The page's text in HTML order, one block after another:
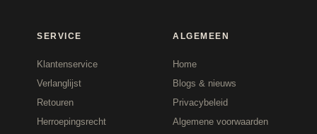
SERVICE
Klantenservice
Verlanglijst
Retouren
Herroepingsrecht
ALGEMEEN
Home
Blogs & nieuws
Privacybeleid
Algemene voorwaarden